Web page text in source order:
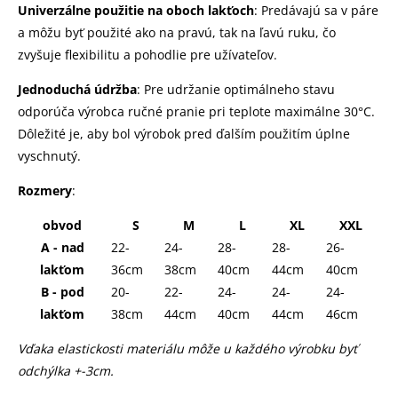
Univerzálne použitie na oboch lakťoch: Predávajú sa v páre
a môžu byť použité ako na pravú, tak na ľavú ruku, čo
zvyšuje flexibilitu a pohodlie pre užívateľov.
Jednoduchá údržba: Pre udržanie optimálneho stavu
odporúča výrobca ručné pranie pri teplote maximálne 30°C.
Dôležité je, aby bol výrobok pred ďalším použitím úplne
vyschnutý.
Rozmery:
obvod S M L XL
XXL
A - nad
lakťom
22-
36cm
24-
38cm
28-
40cm
28-
44cm
26-
40cm
B - pod
lakťom
20-
38cm
22-
44cm
24-
40cm
24-
44cm
24-
46cm
Vďaka elastickosti materiálu môže u každého výrobku byť
odchýlka +-3cm.